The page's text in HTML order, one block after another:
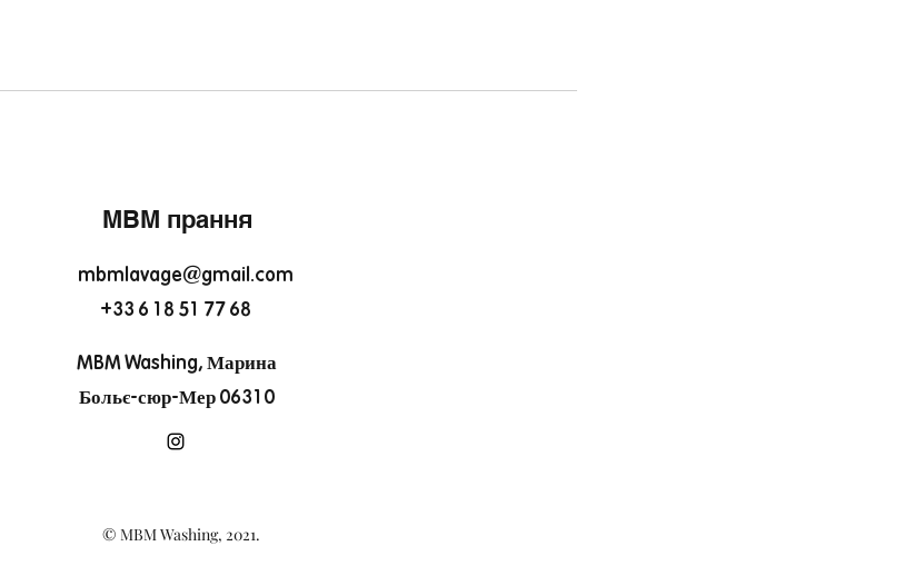
MBM прання
mbmlavage@gmail.com
+33 6 18 51 77 68
MBM Washing, Марина
Больє-сюр-Мер 06310
© MBM Washing, 2021.